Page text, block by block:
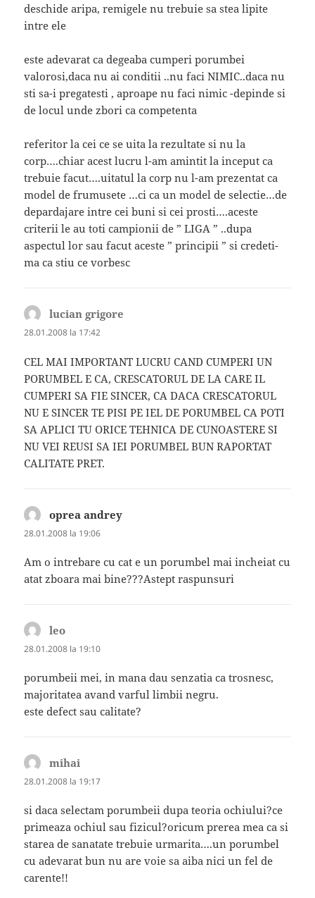
deschide aripa, remigele nu trebuie sa stea lipite
intre ele
este adevarat ca degeaba cumperi porumbei
valorosi,daca nu ai conditii ..nu faci NIMIC..daca nu
sti sa-i pregatesti , aproape nu faci nimic -depinde si
de locul unde zbori ca competenta
referitor la cei ce se uita la rezultate si nu la
corp….chiar acest lucru l-am amintit la inceput ca
trebuie facut….uitatul la corp nu l-am prezentat ca
model de frumusete …ci ca un model de selectie…de
depardajare intre cei buni si cei prosti….aceste
criterii le au toti campionii de ” LIGA ” ..dupa
aspectul lor sau facut aceste ” principii ” si credeti-
ma ca stiu ce vorbesc
lucian grigore
28.01.2008 la 17:42
CEL MAI IMPORTANT LUCRU CAND CUMPERI UN
PORUMBEL E CA, CRESCATORUL DE LA CARE IL
CUMPERI SA FIE SINCER, CA DACA CRESCATORUL
NU E SINCER TE PISI PE IEL DE PORUMBEL CA POTI
SA APLICI TU ORICE TEHNICA DE CUNOASTERE SI
NU VEI REUSI SA IEI PORUMBEL BUN RAPORTAT
CALITATE PRET.
oprea andrey
28.01.2008 la 19:06
Am o intrebare cu cat e un porumbel mai incheiat cu
atat zboara mai bine???Astept raspunsuri
leo
28.01.2008 la 19:10
porumbeii mei, in mana dau senzatia ca trosnesc,
majoritatea avand varful limbii negru.
este defect sau calitate?
mihai
28.01.2008 la 19:17
si daca selectam porumbeii dupa teoria ochiului?ce
primeaza ochiul sau fizicul?oricum prerea mea ca si
starea de sanatate trebuie urmarita….un porumbel
cu adevarat bun nu are voie sa aiba nici un fel de
carente!!